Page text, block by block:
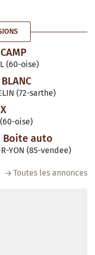
(60-oise)
(72-sarthe)
(60-oise)
Boite auto
YON (85-vendee)
Toutes les annonces